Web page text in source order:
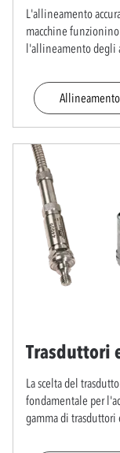
L'allineamento
macchine
l'allineamento degli
Trasduttori
La scelta del
fondamentale per
gamma di